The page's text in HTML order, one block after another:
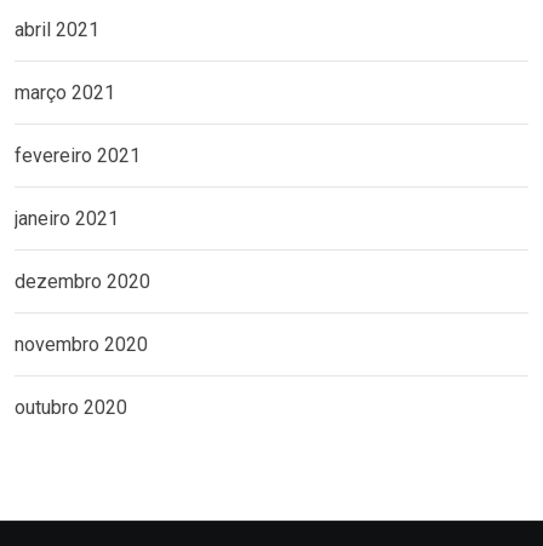
abril 2021
março 2021
fevereiro 2021
janeiro 2021
dezembro 2020
novembro 2020
outubro 2020